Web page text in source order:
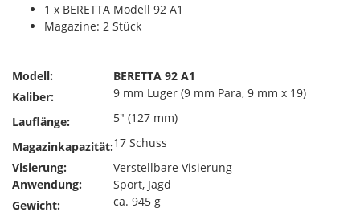
1 x BERETTA Modell 92 A1
Magazine: 2 Stück
Modell:
BERETTA 92 A1
Kaliber:
9 mm Luger (9 mm Para, 9 mm x 19)
Lauflänge:
5" (127 mm)
Magazinkapazität:17 Schuss
Visierung:
Verstellbare Visierung
Anwendung:
Sport, Jagd
Gewicht:
ca. 945 g